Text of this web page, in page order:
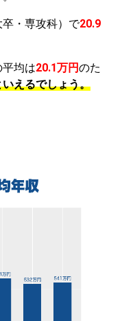
・専攻科）で20.9
均は20.1万円のた
えるでしょう。